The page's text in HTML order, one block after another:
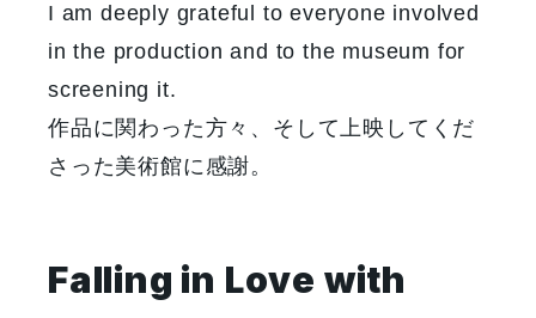
I am deeply grateful to everyone involved
in the production and to the museum for
screening it.
作品に関わった方々、そして上映してくだ
さった美術館に感謝。
Falling in Love with